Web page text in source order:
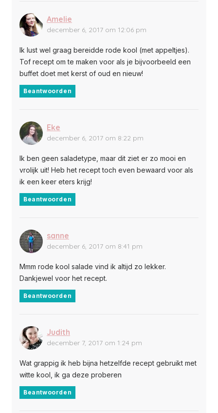
Amelie
december 6, 2017 om 12:06 pm
Ik lust wel graag bereidde rode kool (met appeltjes).
Tof recept om te maken voor als je bijvoorbeeld een
buffet doet met kerst of oud en nieuw!
Beantwoorden
Eke
december 6, 2017 om 8:22 pm
Ik ben geen saladetype, maar dit ziet er zo mooi en
vrolijk uit! Heb het recept toch even bewaard voor als
ik een keer eters krijg!
Beantwoorden
sanne
december 6, 2017 om 8:41 pm
Mmm rode kool salade vind ik altijd zo lekker.
Dankjewel voor het recept.
Beantwoorden
Judith
december 7, 2017 om 1:24 pm
Wat grappig ik heb bijna hetzelfde recept gebruikt met
witte kool, ik ga deze proberen
Beantwoorden